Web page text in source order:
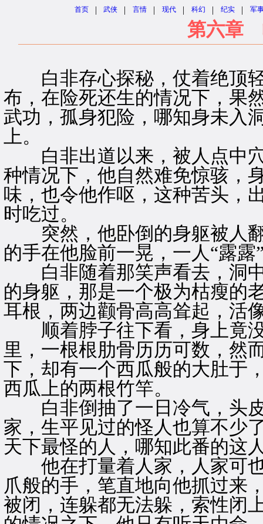
首页 | 武侠 | 言情 | 现代 | 科幻 | 纪实 | 军
第六章
白非存心探秘，仗着绝顶轻
布，在险死还生的情况下，果
武功，孤身犯险，哪知身未入
上。
白非出道以来，被人点中穴
种情况下，他自然难免惊骇，
味，也令他作呕，这种苦头，
时吃过。
突然，他卧倒的身躯被人翻
的手在他脸前一晃，一人“露
白非随着那笑声看去，洞中
的身躯，那是一个极为枯瘦的
耳根，两边颧骨高高耸起，活
顺着脖子往下看，身上竟没
里，一根根肋骨历历可数，然
下，却有一个西瓜般的大肚于
西瓜上的两根竹竿。
白非倒抽了一日冷气，头皮
家，生平见过的怪人也算不少
天下最怪的人，哪知此番的这
他在打量着人家，人家可也
爪般的手，笔直地向他抓过来
被闭，连躲都无法躲，索性闭